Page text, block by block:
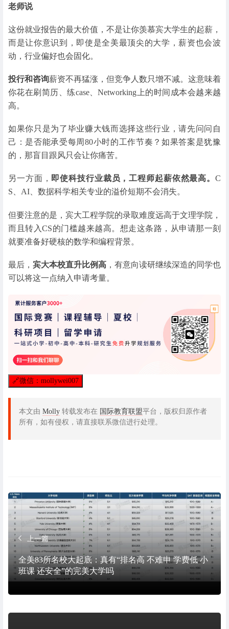
老师说
这份就业报告的最大价值，不是让你羡慕宾大学生的起薪，
而是让你意识到，即使是全美最顶尖的大学，薪资也会波
动，行业偏好也会固化。
投行和咨询薪资不再猛涨，但竞争人数只增不减。这意味着
你花在刷简历、练case、Networking上的时间成本会越来越
高。
如果你只是为了毕业赚大钱而选择这些行业，请先问问自
己：是否能承受每周80小时的工作节奏？如果答案是犹豫
的，那盲目跟风只会让你痛苦。
另一方面， 即使科技行业裁员，工程师起薪依然最高。 C
S、AI、数据科学相关专业的溢价短期不会消失。
但要注意的是，宾大工程学院的录取难度远高于文理学院，
而且转入CS的门槛越来越高。想走这条路，从申请那一刻
就要准备好硬核的数学和编程背景。
最后， 宾大本校直升比例高 ，有意向读研继续深造的同学也
可以将这一点纳入申请考量。
🔗微信：mollywei007
本文由 Molly 转载发布在 国际教育联盟平台，版权归原作者
所有，如有侵权，请直接联系微信进行处理。
上一篇
全美83所名校大起底：真有“排名高 不难申 学费低 小
班课 还安全”的完美大学吗